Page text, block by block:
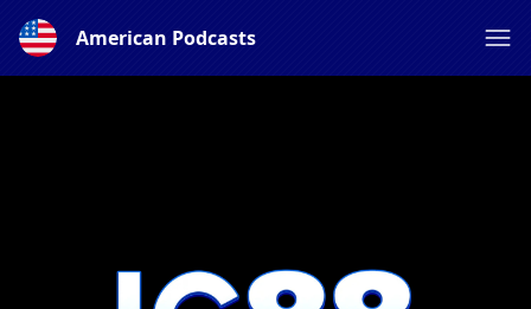
American Podcasts